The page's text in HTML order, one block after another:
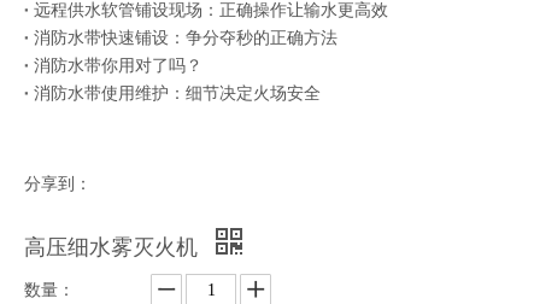
远程供水软管铺设现场：正确操作让输水更高效
消防水带快速铺设：争分夺秒的正确方法
消防水带你用对了吗？
消防水带使用维护：细节决定火场安全
分享到：
高压细水雾灭火机
数量：